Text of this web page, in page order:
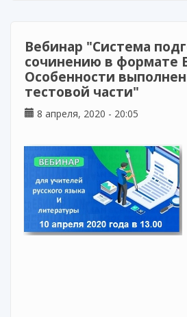
Вебинар "Система
сочинению в формате
Особенности
тестовой части"
8 апреля, 2020 - 20:05